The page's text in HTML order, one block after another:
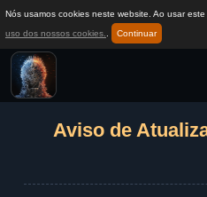
Nós usamos cookies neste website. Ao usar este
uso dos nossos cookies.
Continuar
Aviso de